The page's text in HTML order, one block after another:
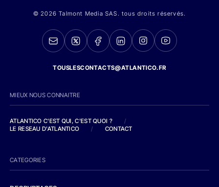
© 2026 Talmont Media SAS. tous droits réservés.
TOUSLESCONTACTS@ATLANTICO.FR
MIEUX NOUS CONNAITRE
ATLANTICO C'EST QUI, C'EST QUOI ?
/
LE RESEAU D'ATLANTICO
/ CONTACT
CATEGORIES